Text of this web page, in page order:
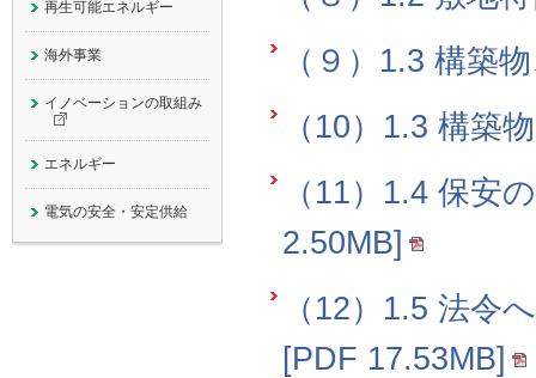
（９）1.3 構築
（10）1.3 構築
（11）1.4 保安
2.50MB]
（12）1.5 法令
[PDF 17.53MB]
再生可能エネルギー
海外事業
イノベーションの取組み
エネルギー
電気の安全・安定供給